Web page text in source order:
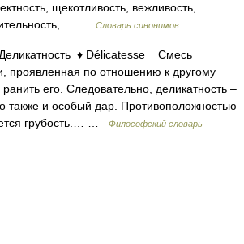
щекотливость, вежливость,
…
Словарь синонимов
♦ Délicatesse Смесь
проявленная по отношению к другому
его. Следовательно, деликатность –
также и особый дар. Противоположностью
грубость.… …
Философский словарь